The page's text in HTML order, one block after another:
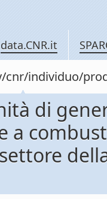
data.CNR.it
individuo/
di
a